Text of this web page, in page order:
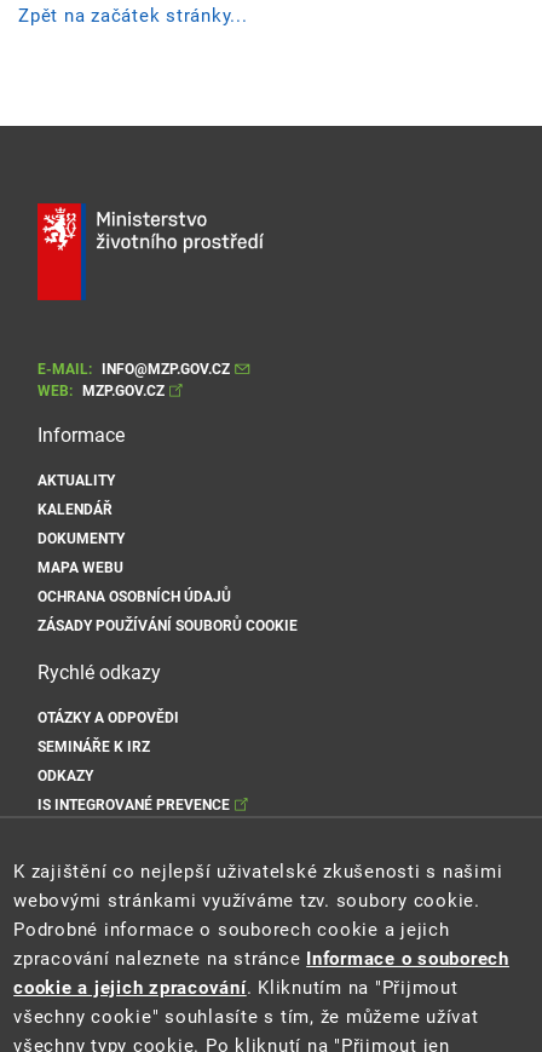
Zpět na začátek stránky...
E-MAIL:
INFO@MZP.GOV.CZ
WEB:
MZP.GOV.CZ
Informace
AKTUALITY
KALENDÁŘ
DOKUMENTY
MAPA WEBU
OCHRANA OSOBNÍCH ÚDAJŮ
ZÁSADY POUŽÍVÁNÍ SOUBORŮ COOKIE
Rychlé odkazy
OTÁZKY A ODPOVĚDI
SEMINÁŘE K IRZ
ODKAZY
IS INTEGROVANÉ PREVENCE
Sociální sítě Cenia
K zajištění co nejlepší uživatelské zkušenosti s našimi
webovými stránkami využíváme tzv. soubory cookie.
Podrobné informace o souborech cookie a jejich
zpracování naleznete na stránce Informace o souborech
cookie a jejich zpracování. Kliknutím na "Přijmout
všechny cookie" souhlasíte s tím, že můžeme užívat
všechny typy cookie. Po kliknutí na "Přijmout jen